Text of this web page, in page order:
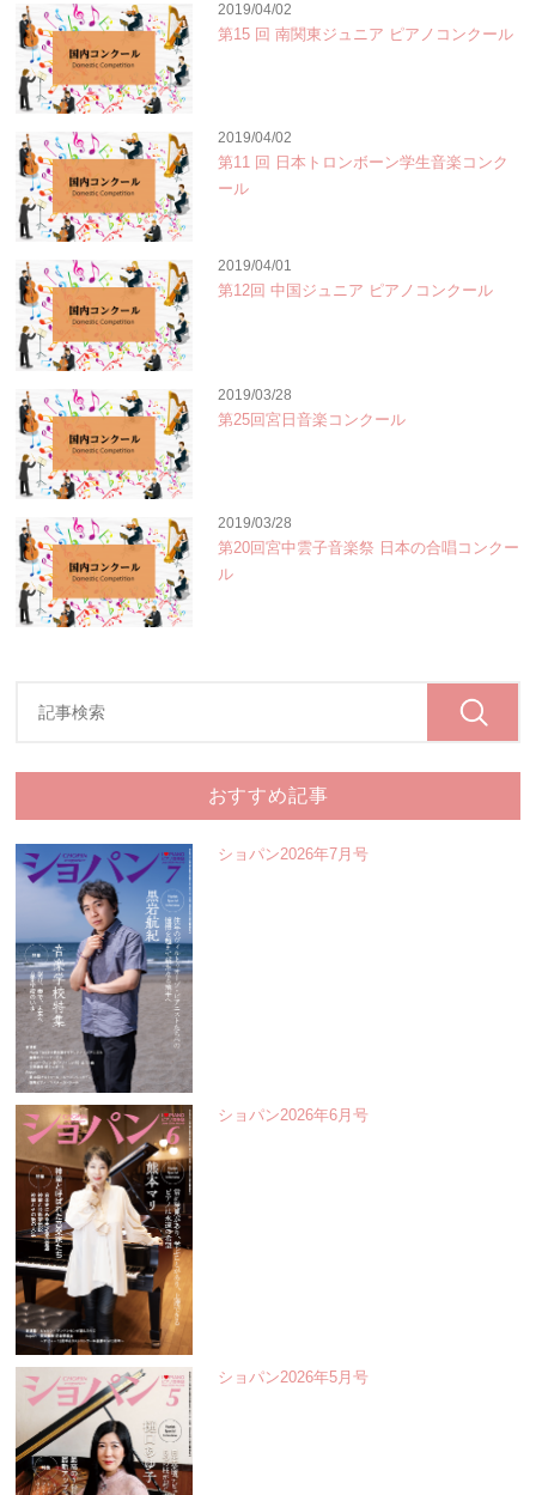
2019/04/02
第15 回 南関東ジュニア ピアノコンクール
2019/04/02
第11 回 日本トロンボーン学生音楽コンク
ール
2019/04/01
第12回 中国ジュニア ピアノコンクール
2019/03/28
第25回宮日音楽コンクール
2019/03/28
第20回宮中雲子音楽祭 日本の合唱コンクー
ル
おすすめ記事
ショパン2026年7月号
ショパン2026年6月号
ショパン2026年5月号